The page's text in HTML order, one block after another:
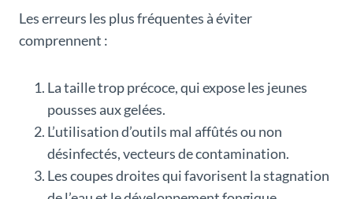
Les erreurs les plus fréquentes à éviter
comprennent :
La taille trop précoce, qui expose les jeunes
pousses aux gelées.
L’utilisation d’outils mal affûtés ou non
désinfectés, vecteurs de contamination.
Les coupes droites qui favorisent la stagnation